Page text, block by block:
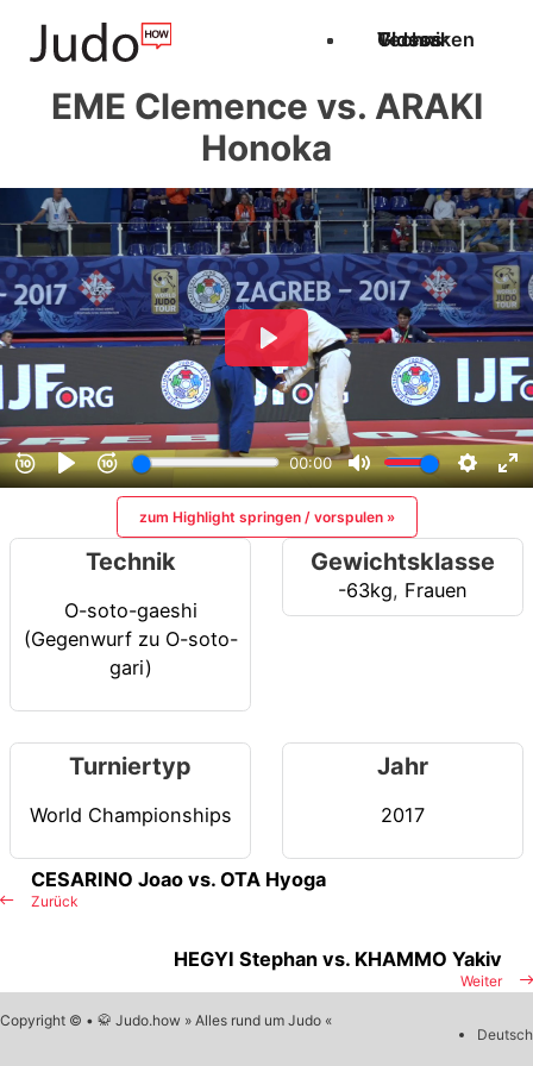
Techniken
Videos
Glossar
EME Clemence vs. ARAKI
Honoka
zum Highlight springen / vorspulen »
Technik
O-soto-gaeshi
(Gegenwurf zu O-soto-
gari)
Gewichtsklasse
-63kg, Frauen
Turniertyp
World Championships
Jahr
2017
Zurück
CESARINO Joao vs. OTA Hyoga
Weiter
HEGYI Stephan vs. KHAMMO Yakiv
Copyright © • 🥋 Judo.how » Alles rund um Judo «
Deutsch